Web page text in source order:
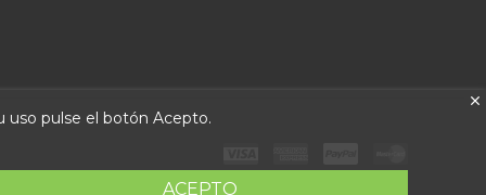
uso pulse el botón Acepto.
ACEPTO